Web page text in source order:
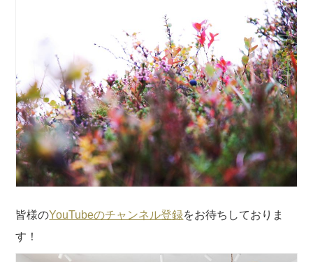
皆様のYouTubeのチャンネル登録をお待ちしておりま
す！